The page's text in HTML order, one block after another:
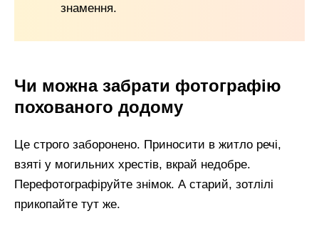
знамення.
Чи можна забрати фотографію
похованого додому
Це строго заборонено. Приносити в житло речі,
взяті у могильних хрестів, вкрай недобре.
Перефотографіруйте знімок. А старий, зотлілі
прикопайте тут же.